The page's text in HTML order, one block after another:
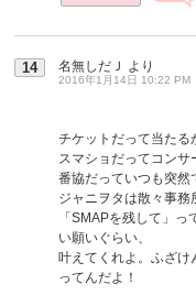
14 名無しだＪ より
2016年1月14日 10:22 PM
チケットだって当たる
スマショだってコンサ
番協だっていつも突然
ジャニヲタは散々事務
「SMAPを残して」
い願いぐらい、
叶えてくれよ。ふざけ
ってんだよ！